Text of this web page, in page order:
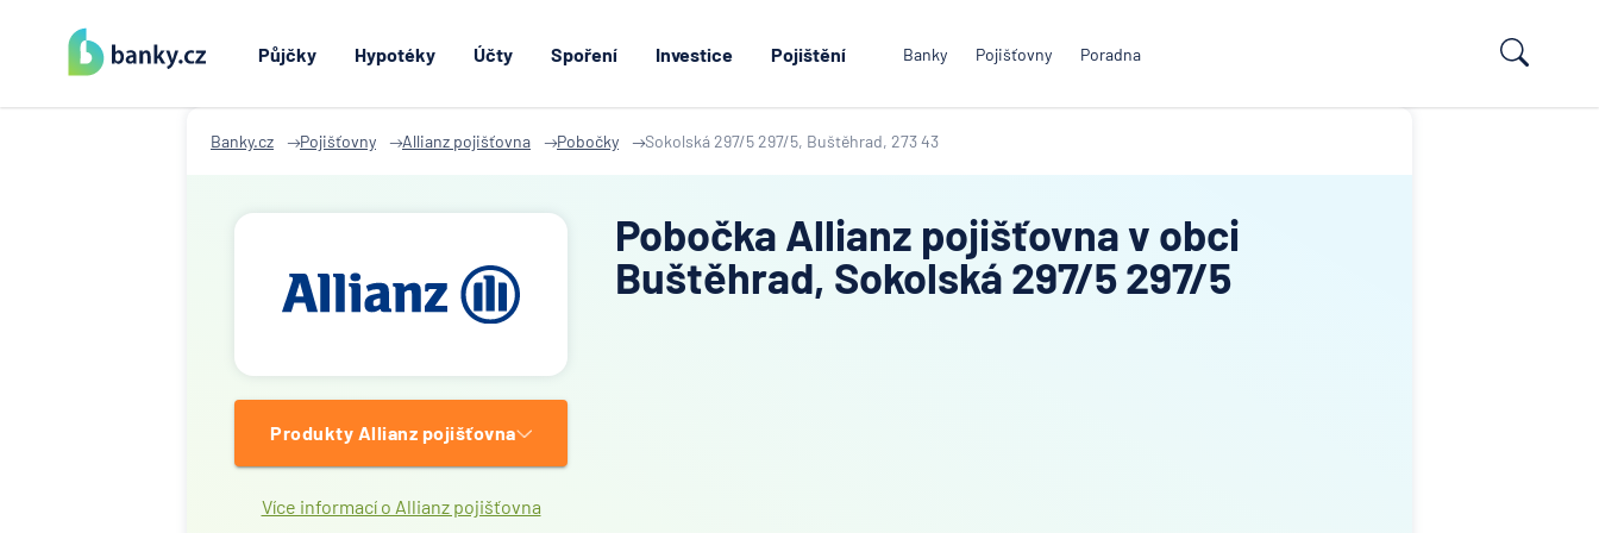
Půjčky Hypotéky Účty Spoření Investice Pojištění Banky Pojišťovny Poradna
Banky.cz Pojišťovny Allianz pojišťovna Pobočky Sokolská 297/5 297/5, Buštěhrad, 273 43
Produkty Allianz pojišťovna
Více informací o Allianz pojišťovna
Pobočka Allianz pojišťovna v obci
Buštěhrad, Sokolská 297/5 297/5